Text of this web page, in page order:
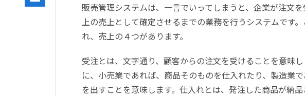
販売管理システムは、一言でいってしまうと、企業が注文
上の売上として確定させるまでの業務を行うシステムです
れ、売上の４つがあります。
受注とは、文字通り、顧客からの注文を受けることを意味
に、小売業であれば、商品そのものを仕入れたり、製造業
を出すことを意味します。仕入れとは、発注した商品が納